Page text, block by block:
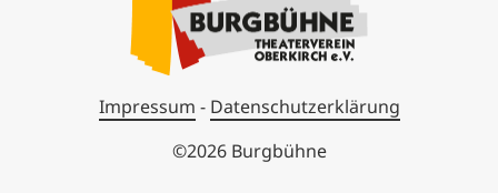
Impressum - Datenschutzerklärung
©2026 Burgbühne